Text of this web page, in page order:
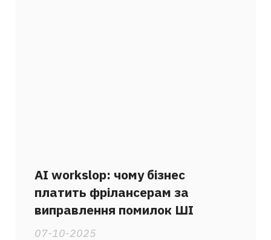
AI workslop: чому бізнес
платить фрілансерам за
виправлення помилок ШІ
07-10-2025